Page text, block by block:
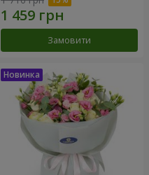
Замовити